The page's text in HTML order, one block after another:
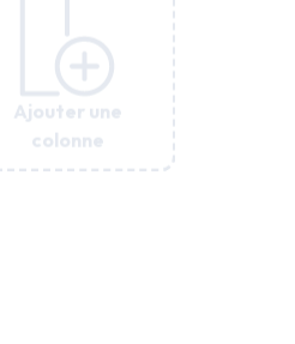
Ajouter une
colonne
Ajouter une
colonne
Ajouter une
colonne
Ajouter une
colonne
Ajouter une
colonne
Ajouter une
colonne